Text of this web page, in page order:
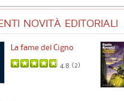
NOVITÀ EDITORIALI
La fame del Cigno
4.8 (2)